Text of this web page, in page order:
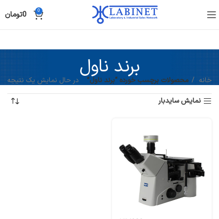
0
0تومان
برند ناول
خانه محصولات برچسب خورده “برند ناول”
در حال نمایش یک نتیجه
نمایش سایدبار